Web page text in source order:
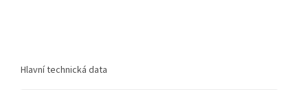
Hlavní technická data